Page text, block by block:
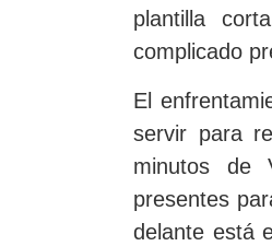
plantilla
complicado
El
servir para
minutos de
presentes
delante está